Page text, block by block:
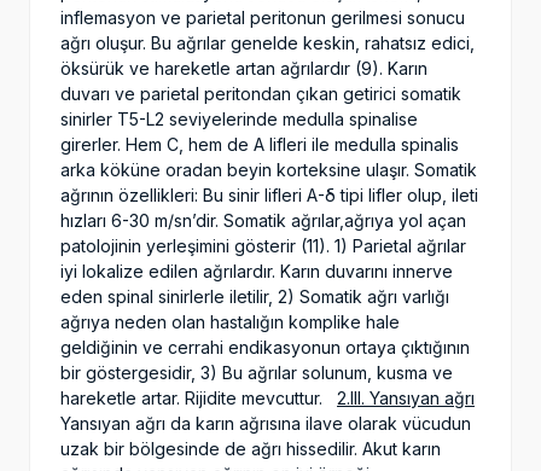
inflemasyon ve parietal peritonun gerilmesi sonucu
ağrı oluşur. Bu ağrılar genelde keskin, rahatsız edici,
öksürük ve hareketle artan ağrılardır (9). Karın
duvarı ve parietal peritondan çıkan getirici somatik
sinirler T5-L2 seviyelerinde medulla spinalise
girerler. Hem C, hem de A lifleri ile medulla spinalis
arka köküne oradan beyin korteksine ulaşır. Somatik
ağrının özellikleri: Bu sinir lifleri A-δ tipi lifler olup, ileti
hızları 6-30 m/sn’dir. Somatik ağrılar,ağrıya yol açan
patolojinin yerleşimini gösterir (11). 1) Parietal ağrılar
iyi lokalize edilen ağrılardır. Karın duvarını innerve
eden spinal sinirlerle iletilir, 2) Somatik ağrı varlığı
ağrıya neden olan hastalığın komplike hale
geldiğinin ve cerrahi endikasyonun ortaya çıktığının
bir göstergesidir, 3) Bu ağrılar solunum, kusma ve
hareketle artar. Rijidite mevcuttur.
2.III. Yansıyan ağrı
Yansıyan ağrı da karın ağrısına ilave olarak vücudun
uzak bir bölgesinde de ağrı hissedilir. Akut karın